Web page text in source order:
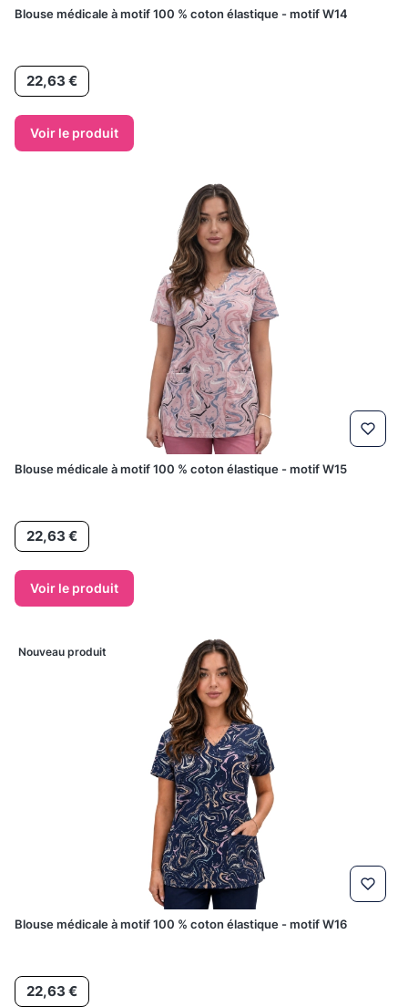
Blouse médicale à motif 100 % coton élastique - motif W14
Prix22,63 €
Voir le produit
Blouse médicale à motif 100 % coton élastique - motif W15
Prix22,63 €
Voir le produit
Nouveau produit
Blouse médicale à motif 100 % coton élastique - motif W16
Prix22,63 €